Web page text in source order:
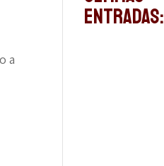
a
Entradas: